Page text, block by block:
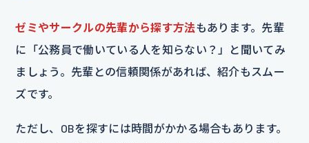
ゼミやサークルの先輩から探す方法もあります。先輩
に「公務員で働いている人を知らない？」と聞いてみ
ましょう。先輩との信頼関係があれば、紹介もスムー
ズです。
ただし、OBを探すには時間がかかる場合もあります。